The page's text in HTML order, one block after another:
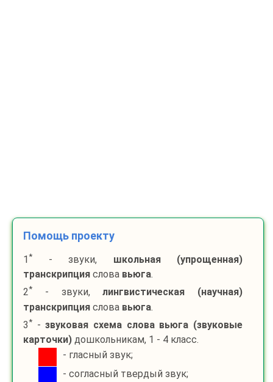
Помощь проекту
1 * - звуки, школьная (упрощенная)
транскрипция слова вьюга.
2* - звуки,лингвистическая (научная)
транскрипция слова вьюга.
3* -звуковая схема слова вьюга (звуковые
карточки) дошкольникам, 1 - 4 класс.
- гласный звук;
- согласный твердый звук;